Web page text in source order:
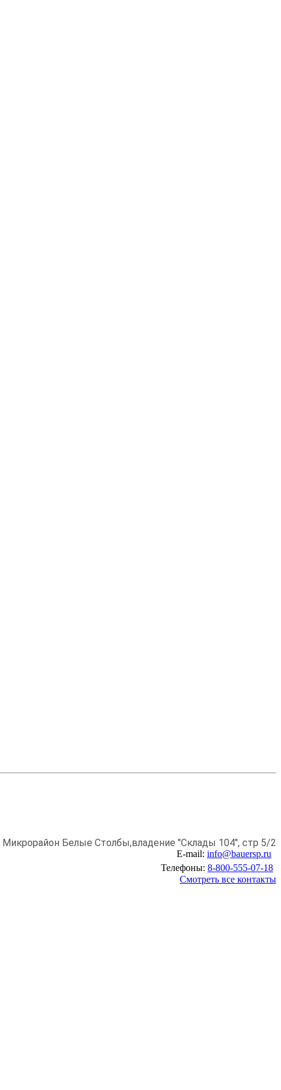
Микрорайон Белые Столбы,владение "Склады 104", стр 5/2
E-mail: info@bauersp.ru
Телефоны: 8-800-555-07-18
Смотреть все контакты